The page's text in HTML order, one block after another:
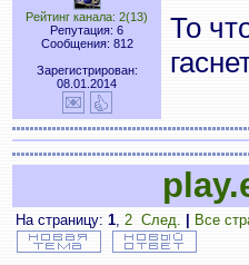
Рейтинг канала: 2(13)
Репутация: 6
Сообщения: 812
Зарегистрирован:
08.01.2014
То
На страницу: 1, 2 След. Все